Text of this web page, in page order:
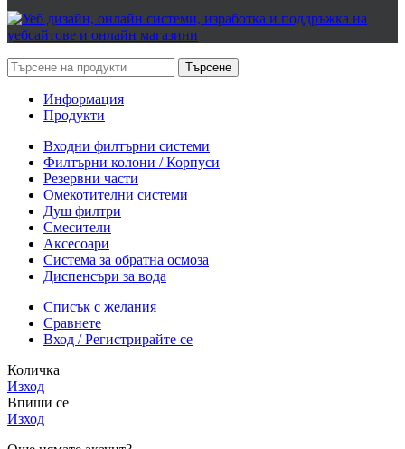
Търсене
Информация
Продукти
Входни филтърни системи
Филтърни колони / Корпуси
Резервни части
Омекотителни системи
Душ филтри
Смесители
Аксесоари
Система за обратна осмоза
Диспенсъри за вода
Списък с желания
Сравнете
Вход / Регистрирайте се
Количка
Изход
Впиши се
Изход